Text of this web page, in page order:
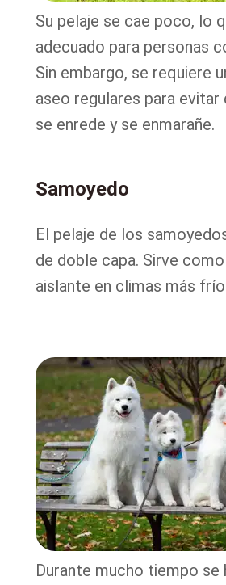
Su pelaje se cae poco, lo
adecuado para personas
Sin embargo, se requiere
aseo regulares para evitar
se enrede y se enmarañe.
Samoyedo
El pelaje de los
de doble capa. Sirve
aislante en climas más
Durante mucho tiempo se